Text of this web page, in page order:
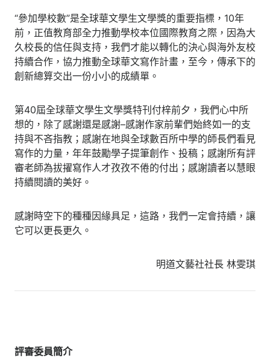
“參加學校數”是全球華文學生文學獎的重要指標，10年
前，正值教育部全力推動學校本位國際教育之際，因為大
久校長的信任與支持，我們才能以轉化的決心與海外友校
持續合作，協力推動全球華文寫作計畫，至今，傳承下的
創新總算交出一份小小的成績單。
第40屆全球華文學生文學獎特刊付梓前夕，我們心中所
想的，除了感謝還是感謝–感謝作家前輩們始終如一的支
持與不吝指教；感謝在地與全球數百所中學的師長們看見
寫作的力量，年年鼓勵學子提筆創作、投稿；感謝所有評
審老師為拔擢寫作人才孜孜不倦的付出；感謝讀者以慧眼
持續閱讀的美好。
感謝時空下的種種因緣具足，這路，我們一定會持續，讓
它可以更長更久。
明道文藝社社長 林雯琪
評審委員簡介